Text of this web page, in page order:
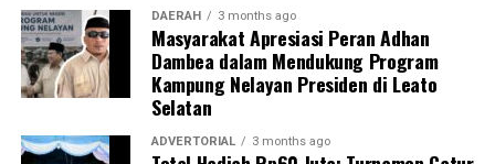
Selain skrining TBC, mahasiswa turut mendampingi
nakes Puskesmas Talaga Jaya dalam memberikan
pelayanan Cek Kesehatan Gratis (CKG), meliputi
pengukuran tekanan darah, cek kadar gula darah, dan
penapisan faktor risiko penyakit tidak menular (PTM)
sebagai upaya promotif-preventif.
DAERAH 3 months ago
Masyarakat Apresiasi Peran Adhan
Dambea dalam Mendukung Program
Kampung Nelayan Presiden di Leato
Selatan
ADVERTORIAL 3 months ago